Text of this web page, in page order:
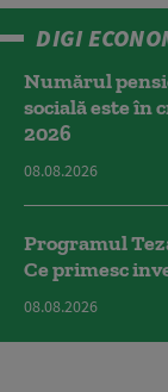
DIGI
Numărul
socială este în
2026
08.08.2026
Programul
Ce primesc
08.08.2026